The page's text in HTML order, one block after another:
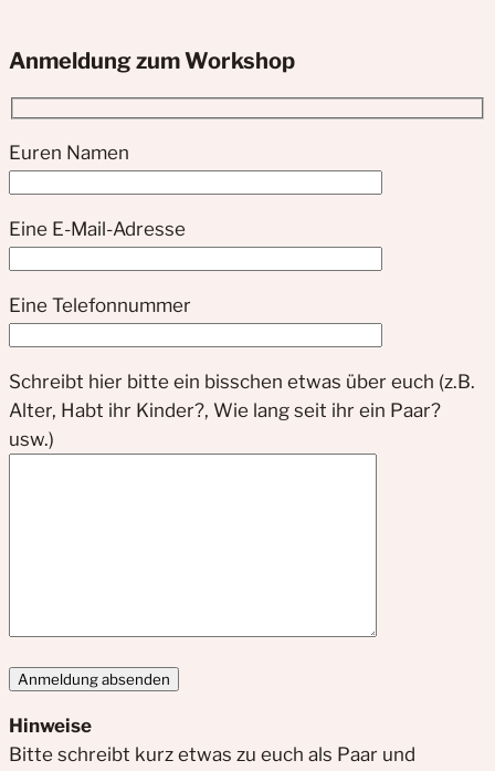
Anmeldungzum Workshop
Euren Namen
Eine E-Mail-Adresse
Eine Telefonnummer
Schreibt hier bitte ein bisschen etwas über euch (z.B.
Alter, Habt ihr Kinder?, Wie lang seit ihr ein Paar?
usw.)
Hinweise
Bitte schreibt kurz etwas zu euch als Paar und